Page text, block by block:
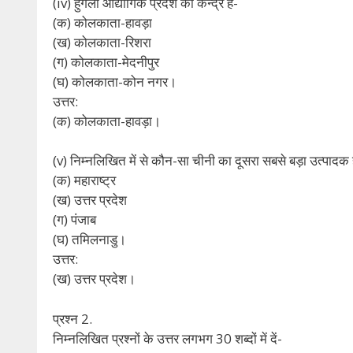
(क) कोलकाता-हावड़ा
(ख) कोलकाता-रिशरा
(ग) कोलकाता-मेदनीपुर
(घ) कोलकाता-कोन नगर।
उत्तर:
(क) कोलकाता-हावड़ा।
(v) निम्नलिखित में से कौन-सा चीनी का दूसरा सबसे बड़ा उत्पादक
(क) महाराष्ट्र
(ख) उत्तर प्रदेश
(ग) पंजाब
(घ) तमिलनाडु।
उत्तर:
(ख) उत्तर प्रदेश।
प्रश्न 2.
निम्नलिखित प्रश्नों के उत्तर लगभग 30 शब्दों में दें-